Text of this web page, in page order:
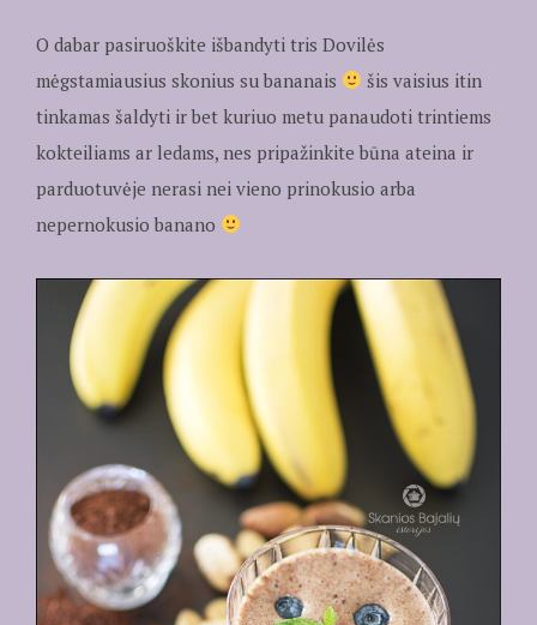
O dabar pasiruoškite išbandyti tris Dovilės
mėgstamiausius skonius su bananais
šis vaisius itin
tinkamas šaldyti ir bet kuriuo metu panaudoti trintiems
kokteiliams ar ledams, nes pripažinkite būna ateina ir
parduotuvėje nerasi nei vieno prinokusio arba
nepernokusio banano